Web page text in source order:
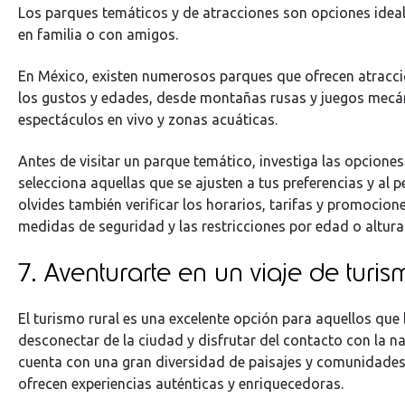
Los parques temáticos y de atracciones son opciones
en familia o con amigos.
En México, existen numerosos parques que ofrecen
los gustos y edades, desde montañas rusas y juegos
espectáculos en vivo y zonas acuáticas.
Antes de visitar un parque temático, investiga las
selecciona aquellas que se ajusten a tus preferencias y al
olvides también verificar los horarios, tarifas y
medidas de seguridad y las restricciones por edad o
7. Aventurarte en un viaje de
El turismo rural es una excelente opción para aquellos que
desconectar de la ciudad y disfrutar del contacto con la
cuenta con una gran diversidad de paisajes y
ofrecen experiencias auténticas y enriquecedoras.